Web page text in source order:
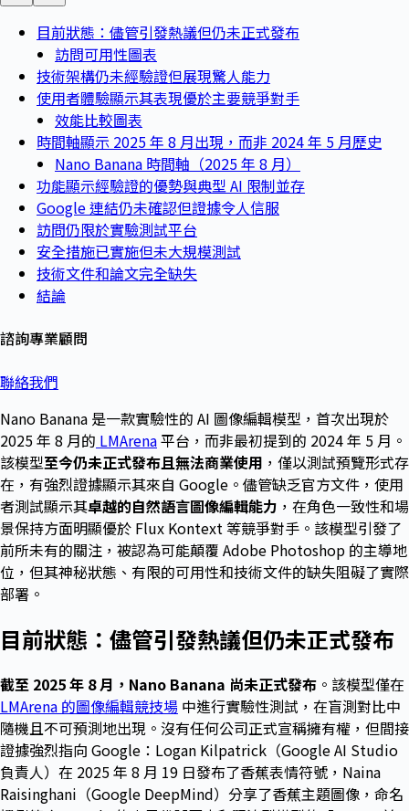
目前狀態：儘管引發熱議但仍未正式發布
訪問可用性圖表
技術架構仍未經驗證但展現驚人能力
使用者體驗顯示其表現優於主要競爭對手
效能比較圖表
時間軸顯示 2025 年 8 月出現，而非 2024 年 5 月歷史
Nano Banana 時間軸（2025 年 8 月）
功能顯示經驗證的優勢與典型 AI 限制並存
Google 連結仍未確認但證據令人信服
訪問仍限於實驗測試平台
安全措施已實施但未大規模測試
技術文件和論文完全缺失
結論
諮詢專業顧問
聯絡我們
Nano Banana 是一款實驗性的 AI 圖像編輯模型，首次出現於
2025 年 8 月的 LMArena平台，而非最初提到的 2024 年 5 月。
該模型至今仍未正式發布且無法商業使用 ，僅以測試預覽形式存
在，有強烈證據顯示其來自 Google。儘管缺乏官方文件，使用
者測試顯示其卓越的自然語言圖像編輯能力 ，在角色一致性和場
景保持方面明顯優於 Flux Kontext 等競爭對手。該模型引發了
前所未有的關注，被認為可能顛覆 Adobe Photoshop 的主導地
位，但其神秘狀態、有限的可用性和技術文件的缺失阻礙了實際
部署。
目前狀態：儘管引發熱議但仍未正式發布
截至 2025 年 8 月，Nano Banana 尚未正式發布 。該模型僅在
LMArena 的圖像編輯競技場 中進行實驗性測試，在盲測對比中
隨機且不可預測地出現。沒有任何公司正式宣稱擁有權，但間接
證據強烈指向 Google：Logan Kilpatrick（Google AI Studio
負責人）在 2025 年 8 月 19 日發布了香蕉表情符號，Naina
Raisinghani（Google DeepMind）分享了香蕉主題圖像，命名